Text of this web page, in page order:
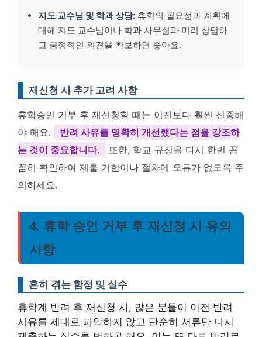
지도 교수님 및 학과 상담: 휴학의 필요성과 계획에
대해 지도 교수님이나 학과 사무실과 미리 상담하
고 긍정적인 의견을 확보하면 좋아요.
재신청 시 추가 고려 사항
휴학승인 거부 후 재신청할 때는 이전보다 훨씬 신중해
야 해요.
반려 사유를 명확히 개선했다는 점을 강조하
는 것이 중요합니다.
또한, 학교 규정을 다시 한번 꼼
꼼히 확인하여 제출 기한이나 절차에 오류가 없도록 주
의하세요.
4. 휴학 승인 거부 후 재신청 시 유의
사항
흔히 겪는 함정 및 실수
휴학계 반려 후 재신청 시, 많은 분들이 이전 반려
사유를 제대로 파악하지 않고 단순히 서류만 다시